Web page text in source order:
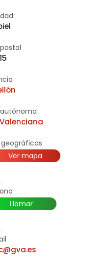
Ver mapa
Llamar